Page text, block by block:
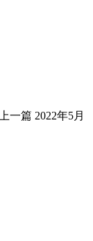
上一篇 2022年5月